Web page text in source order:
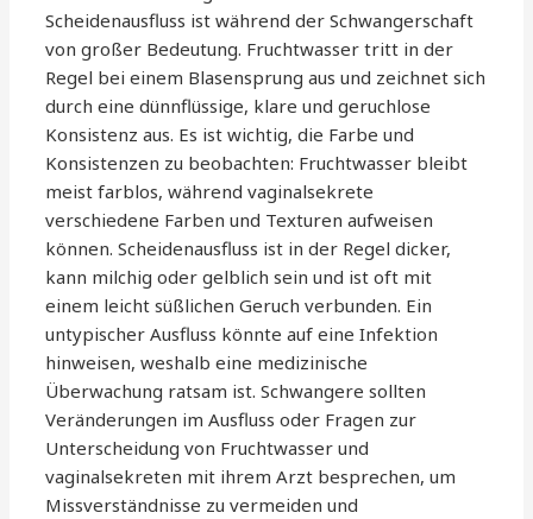
Scheidenausfluss ist während der Schwangerschaft
von großer Bedeutung. Fruchtwasser tritt in der
Regel bei einem Blasensprung aus und zeichnet sich
durch eine dünnflüssige, klare und geruchlose
Konsistenz aus. Es ist wichtig, die Farbe und
Konsistenzen zu beobachten: Fruchtwasser bleibt
meist farblos, während vaginalsekrete
verschiedene Farben und Texturen aufweisen
können. Scheidenausfluss ist in der Regel dicker,
kann milchig oder gelblich sein und ist oft mit
einem leicht süßlichen Geruch verbunden. Ein
untypischer Ausfluss könnte auf eine Infektion
hinweisen, weshalb eine medizinische
Überwachung ratsam ist. Schwangere sollten
Veränderungen im Ausfluss oder Fragen zur
Unterscheidung von Fruchtwasser und
vaginalsekreten mit ihrem Arzt besprechen, um
Missverständnisse zu vermeiden und